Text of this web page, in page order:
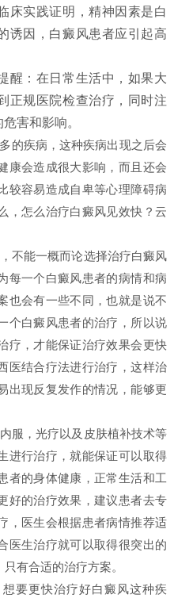
床实践证明，精神因素是白
诱因，白癜风患者应引起高
：在日常生活中，如果大
正规医院检查治疗，同时注
害和影响。
的疾病，这种疾病出现之后会
康会造成很大影响，而且还会
较容易造成自卑等心理障碍病
，怎么治疗白癜风见效快？ 云
能一概而论选择治疗白癜风
每一个白癜风患者的病情和病
也会有一些不同，也就是说不
个白癜风患者的治疗，所以说
疗，才能保证治疗效果会更快
医结合疗法进行治疗，这样治
出现反复发作的情况，能够更
，光疗以及皮肤植补技术等
进行治疗，就能保证可以取得
者的身体健康，正常生活和工
好的治疗效果，建议患者去专
，医生会根据患者病情推荐适
医生治疗就可以取得很突出的
有合适的治疗方案。
要更快治疗好白癜风这种疾